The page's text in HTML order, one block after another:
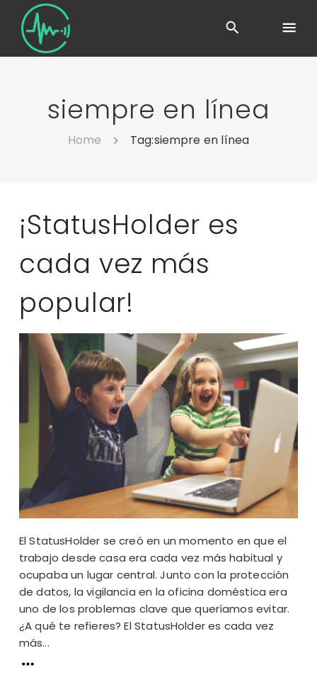
siempre en línea
Home Tag:siempre en línea
¡StatusHolder es
cada vez más
popular!
El StatusHolder se creó en un momento en que el
trabajo desde casa era cada vez más habitual y
ocupaba un lugar central. Junto con la protección
de datos, la vigilancia en la oficina doméstica era
uno de los problemas clave que queríamos evitar.
¿A qué te refieres? El StatusHolder es cada vez
más...